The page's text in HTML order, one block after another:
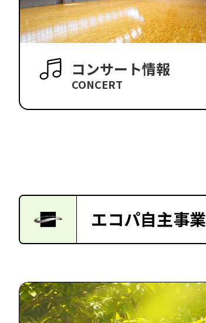
コンサート情報
CONCERT
エコパ自主事業